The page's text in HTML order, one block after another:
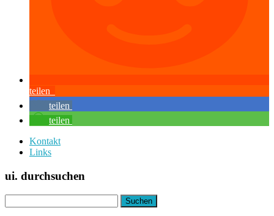
teilen
teilen
teilen
Kontakt
Links
ui. durchsuchen
nach: